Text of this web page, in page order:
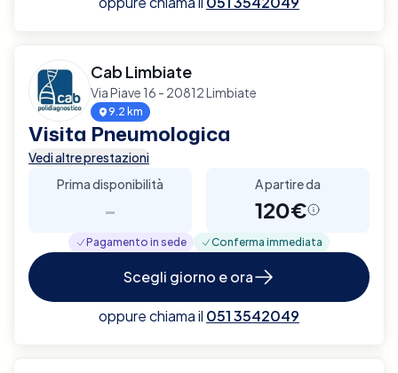
Cab Limbiate
Via Piave 16 - 20812 Limbiate
9.2 km
Visita Pneumologica
Vedi altre prestazioni
Prima disponibilità
-
A partire da
120€
Pagamento in sede Conferma immediata
Scegli giorno e ora
oppure chiama il 051 3542049